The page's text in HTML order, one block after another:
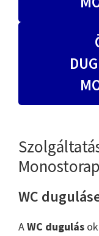
WC
AWC dugulás